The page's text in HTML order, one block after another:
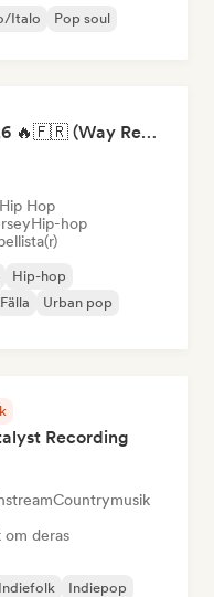
Italo Pop soul
RAP FRANÇAIS 2026 🔥🇫🇷 (Way Records)
Hop
Hip-hop
Hip-hop
Fälla
Urban pop
Recording
Countrymusik
om deras
Indiefolk
Indiepop